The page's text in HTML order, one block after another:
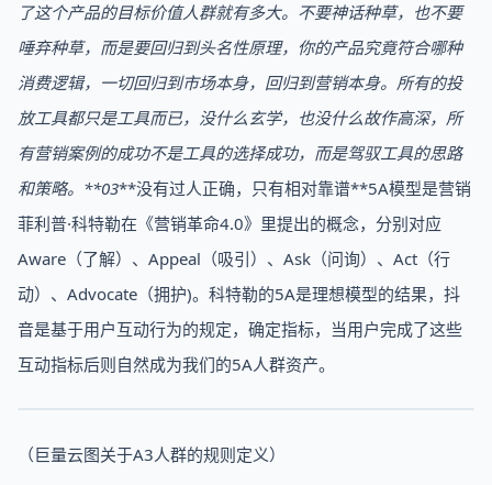
了这个产品的目标价值人群就有多大。不要神话种草，也不要
唾弃种草，而是要回归到头名性原理，你的产品究竟符合哪种
消费逻辑，一切回归到市场本身，回归到营销本身。所有的投
放工具都只是工具而已，没什么玄学，也没什么故作高深，所
有营销案例的成功不是工具的选择成功，而是驾驭工具的思路
和策略。**03**没有过人正确，只有相对靠谱**5A模型是营销
菲利普·科特勒在《营销革命4.0》里提出的概念，分别对应
Aware（了解）、Appeal（吸引）、Ask（问询）、Act（行
动）、Advocate（拥护)。科特勒的5A是理想模型的结果，抖
音是基于用户互动行为的规定，确定指标，当用户完成了这些
互动指标后则自然成为我们的5A人群资产。
（巨量云图关于A3人群的规则定义）